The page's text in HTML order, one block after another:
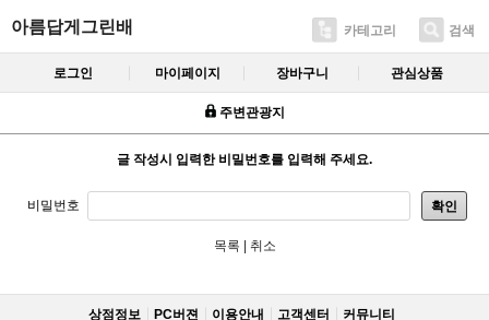
아름답게그린배 카테고리 검색
로그인 마이페이지 장바구니 관심상품
주변관광지
글 작성시 입력한 비밀번호를 입력해 주세요.
비밀번호 확인
목록 | 취소
상점정보 PC버젼 이용안내 고객센터 커뮤니티